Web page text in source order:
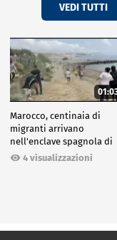
VEDI TUTTI
Marocco, centinaia di
migranti arrivano
nell'enclave spagnola di
Ceuta4 visualizzazioni